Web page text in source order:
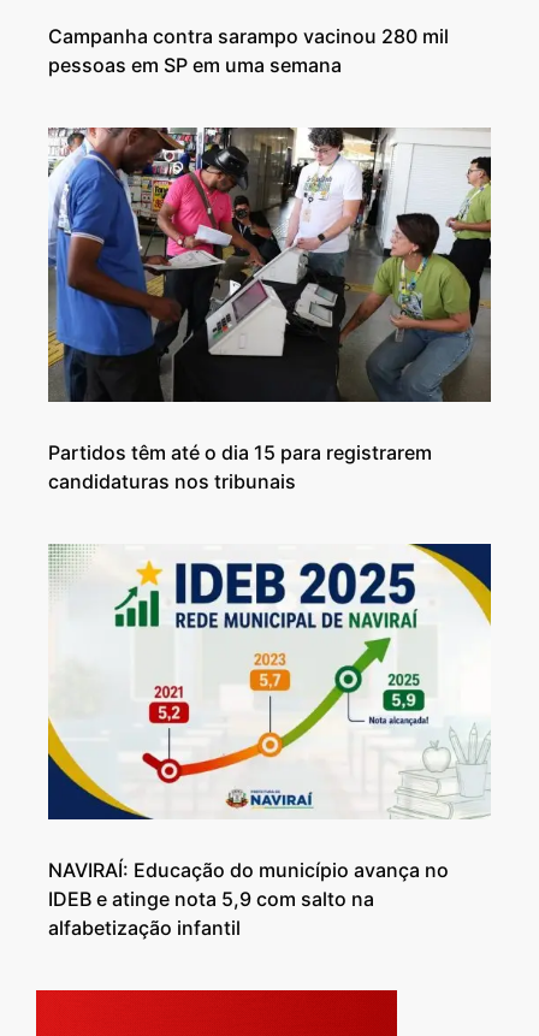
Campanha contra sarampo vacinou 280 mil
pessoas em SP em uma semana
Partidos têm até o dia 15 para registrarem
candidaturas nos tribunais
NAVIRAÍ: Educação do município avança no
IDEB e atinge nota 5,9 com salto na
alfabetização infantil